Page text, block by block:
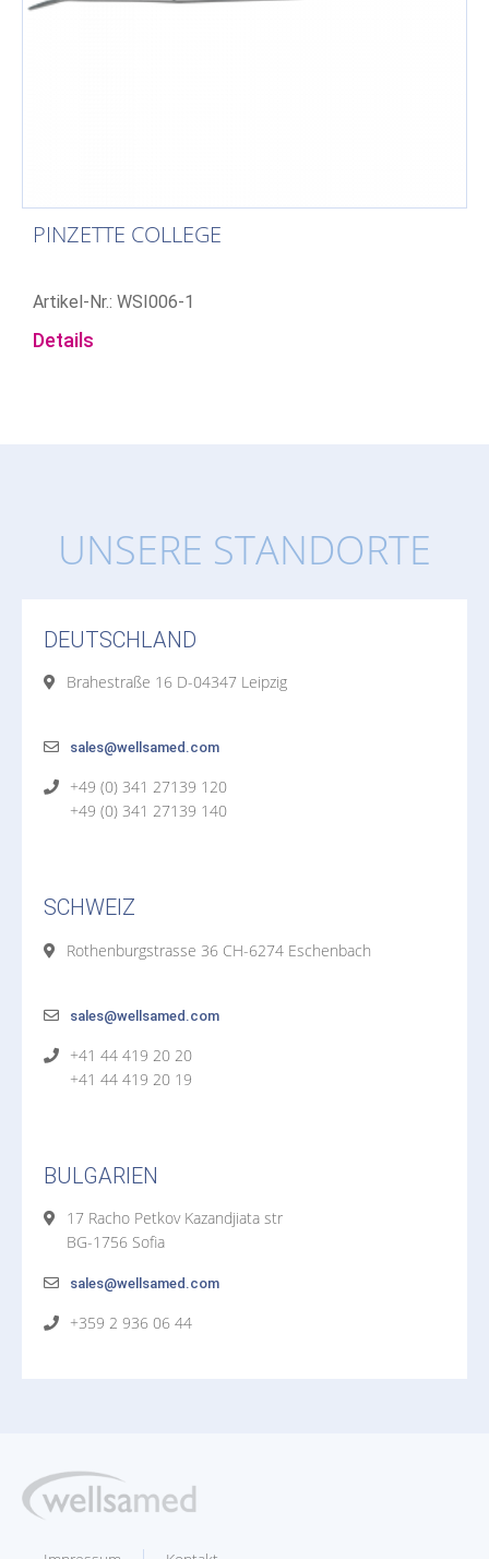
PINZETTE COLLEGE
Artikel-Nr.: WSI006-1
Details
UNSERE STANDORTE
DEUTSCHLAND
Brahestraße 16 D-04347 Leipzig
sales@wellsamed.com
+49 (0) 341 27139 120
+49 (0) 341 27139 140
SCHWEIZ
Rothenburgstrasse 36 CH-6274 Eschenbach
sales@wellsamed.com
+41 44 419 20 20
+41 44 419 20 19
BULGARIEN
17 Racho Petkov Kazandjiata str
BG-1756 Sofia
sales@wellsamed.com
+359 2 936 06 44